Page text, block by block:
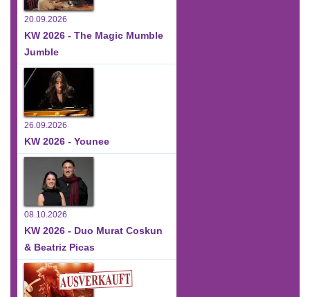
20.09.2026
KW 2026 - The Magic Mumble
Jumble
26.09.2026
KW 2026 - Younee
08.10.2026
KW 2026 - Duo Murat Coskun
& Beatriz Picas